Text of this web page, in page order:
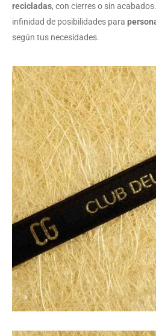
recicladas, con cierres o sin
infinidad de posibilidades para
según tus necesidades.